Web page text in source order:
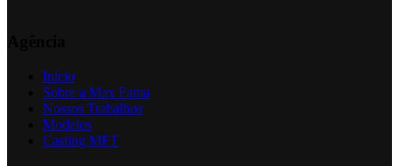
Início
Sobre a Max Fama
Nossos Trabalhos
Modelos
Casting MFT